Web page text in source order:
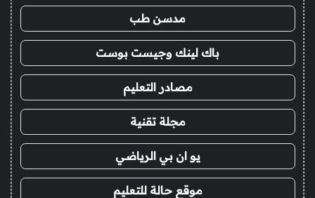
مدسن طب
باك لينك وجيست بوست
مصادر التعليم
مجلة تقنية
يو ان بي الرياضي
موقع حالة للتعليم